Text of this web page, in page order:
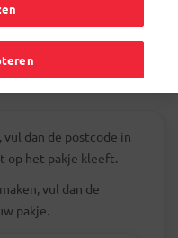
dan de postcode in
op het pakje kleeft.
vul dan de
pakje.